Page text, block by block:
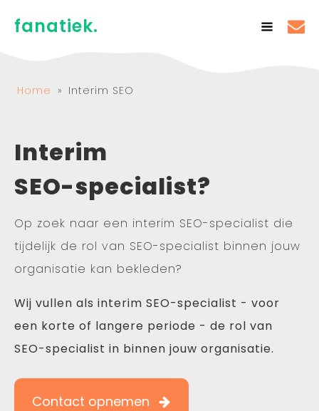
fanatiek.
Home » Interim SEO
Interim
SEO-specialist?
Op zoek naar een interim SEO-specialist die
tijdelijk de rol van SEO-specialist binnen jouw
organisatie kan bekleden?
Wij vullen als interim SEO-specialist - voor
een korte of langere periode - de rol van
SEO-specialist in binnen jouw organisatie.
Contact opnemen